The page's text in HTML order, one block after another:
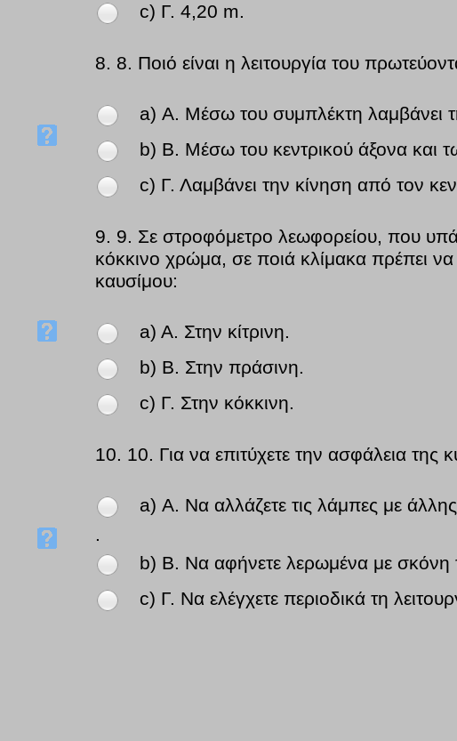
c) Γ. 4,20 m.
8. 8. Ποιό είναι η λειτουργία του
a) Α. Μέσω του συμπλέκτη λαμβάνει
b) Β. Μέσω του κεντρικού άξονα και
c) Γ. Λαμβάνει την κίνηση από τον
9. 9. Σε στροφόμετρο λεωφορείου, που
κόκκινο χρώμα, σε ποιά κλίμακα πρέπει
καυσίμου:
a) Α. Στην κίτρινη.
b) Β. Στην πράσινη.
c) Γ. Στην κόκκινη.
10. 10. Για να επιτύχετε την ασφάλεια
a) Α. Να αλλάζετε τις λάμπες με
.
b) Β. Να αφήνετε λερωμένα με σκόνη
c) Γ. Να ελέγχετε περιοδικά τη